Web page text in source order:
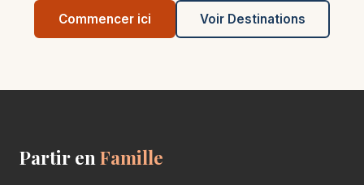
Commencer ici Voir Destinations
Partir enFamille